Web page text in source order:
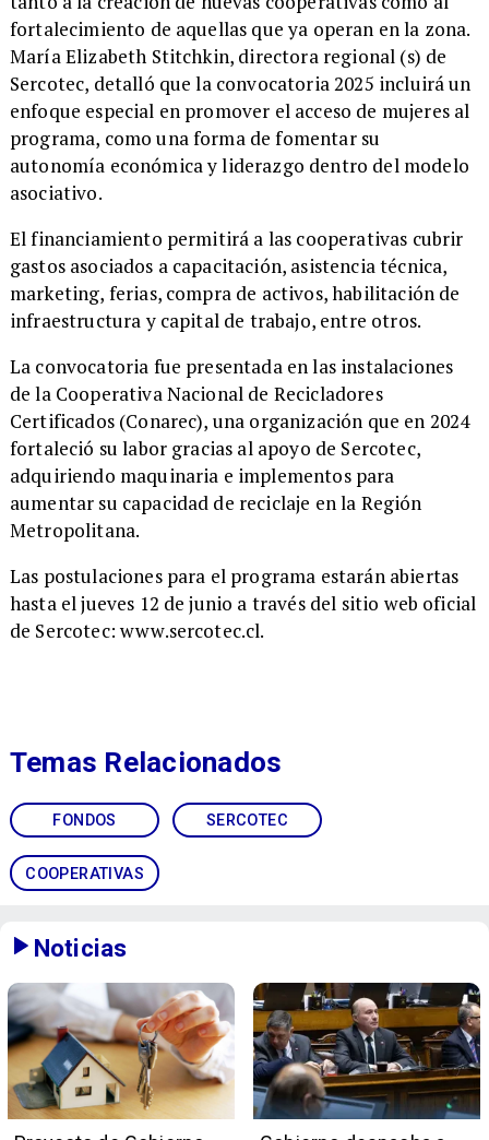
fortalecimiento de aquellas que ya operan en la zona.
María Elizabeth Stitchkin, directora regional (s) de
Sercotec, detalló que la convocatoria 2025 incluirá un
enfoque especial en promover el acceso de mujeres al
programa, como una forma de fomentar su
autonomía económica y liderazgo dentro del modelo
asociativo.
El financiamiento permitirá a las cooperativas cubrir
gastos asociados a capacitación, asistencia técnica,
marketing, ferias, compra de activos, habilitación de
infraestructura y capital de trabajo, entre otros.
La convocatoria fue presentada en las instalaciones
de la Cooperativa Nacional de Recicladores
Certificados (Conarec), una organización que en 2024
fortaleció su labor gracias al apoyo de Sercotec,
adquiriendo maquinaria e implementos para
aumentar su capacidad de reciclaje en la Región
Metropolitana.
Las postulaciones para el programa estarán abiertas
hasta el jueves 12 de junio a través del sitio web oficial
de Sercotec: www.sercotec.cl.
FONDOS SERCOTEC
COOPERATIVAS
Temas Relacionados
Noticias